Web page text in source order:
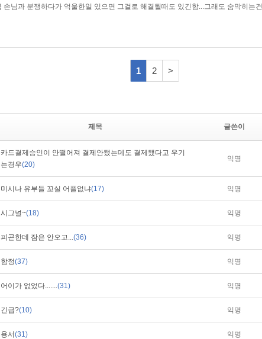
제목 글쓴이
카드결제승인이 안떨어져 결제안됐는데도 결제됐다고 우기
는경우(20)
익명
미시나 유부들 꼬실 어플없냐(17) 익명
시그널~(18) 익명
피곤한데 잠은 안오고...(36) 익명
함정(37) 익명
어이가 없었다.......(31) 익명
긴급?(10) 익명
용서(31) 익명